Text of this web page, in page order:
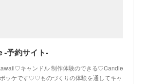
-予約サイト-
キャンドル 制作体験のできる♡Candle
ッケです♡♡ものづくりの体験を通してキャ